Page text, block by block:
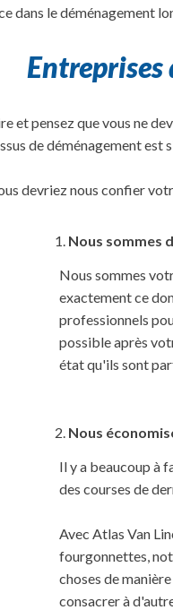
dans le
et pensez que vous ne
de déménagement est
devriez nous confier
Nous sommes
Nous sommes
exactement ce
professionnels
possible après
état qu'ils sont
Nous
Il y a beaucoup à
des courses de
Avec Atlas Van
fourgonnettes,
choses de
consacrer à